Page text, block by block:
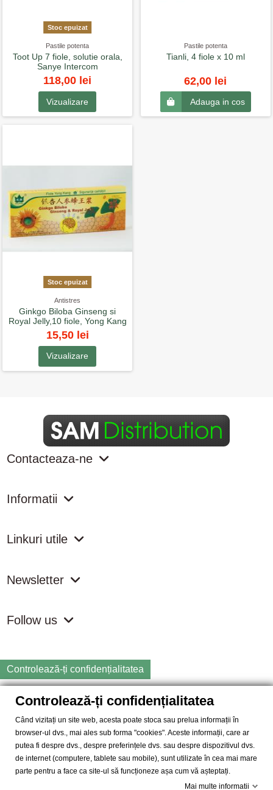
Stoc epuizat
Pastile potenta
Toot Up 7 fiole, solutie orala,
Sanye Intercom
118,00 lei
Vizualizare
Pastile potenta
Tianli, 4 fiole x 10 ml
62,00 lei
Adauga in cos
Stoc epuizat
Antistres
Ginkgo Biloba Ginseng si
Royal Jelly,10 fiole, Yong Kang
15,50 lei
Vizualizare
Contacteaza-ne
Informatii
Linkuri utile
Newsletter
Follow us
Controlează-ți confidențialitatea
Copyright
2026 samdistribution.ro - Magazin online cu Produse
Naturiste & BIO
SAM DISTRIBUTION S.R.L.- Cod fiscal: RO14935035, Registrul
Comertului: J40/10004/2002, Adresa: Str. Dimieni, nr. 7, Bucuresti,
sector 5.
Controlează-ți confidențialitatea
Când vizitați un site web, acesta poate stoca sau prelua informații în
browser-ul dvs., mai ales sub forma "cookies". Aceste informații, care ar
putea fi despre dvs., despre preferințele dvs. sau despre dispozitivul dvs.
de internet (computere, tablete sau mobile), sunt utilizate în cea mai mare
parte pentru a face ca site-ul să funcționeze așa cum vă așteptați.
Mai multe informatii